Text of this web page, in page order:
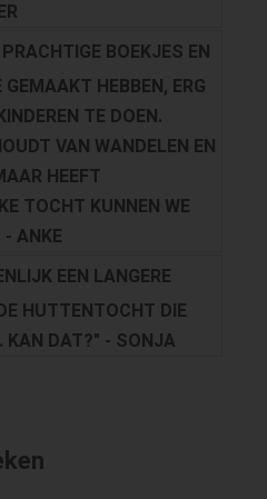
BOEKJES EN
HEBBEN, ERG
TE DOEN.
VAN WANDELEN EN
HEEFT
TOCHT KUNNEN WE
- ANKE
EEN LANGERE
HUTTENTOCHT DIE
KAN DAT?" - SONJA